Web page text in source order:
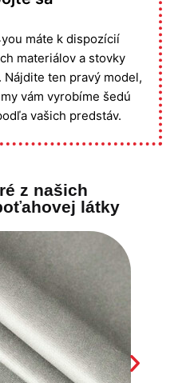
máte k dispozícií
materiálov a stovky
ten pravý model,
vám vyrobíme šedú
vašich predstáv.
z našich
látky